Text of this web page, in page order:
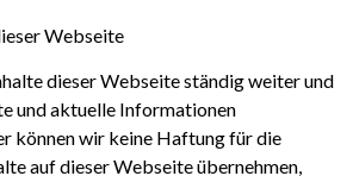
Webseite
dieser Webseite ständig weiter und
und aktuelle Informationen
können wir keine Haftung für die
auf dieser Webseite übernehmen,